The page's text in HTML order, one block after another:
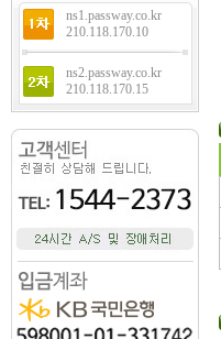
ns1.passway.co.kr
210.118.170.10
ns2.passway.co.kr
210.118.170.15